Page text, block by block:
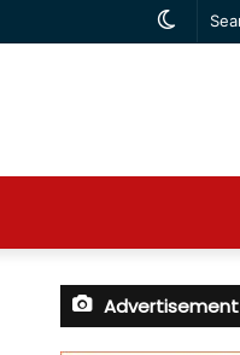
Switch
Advertisement